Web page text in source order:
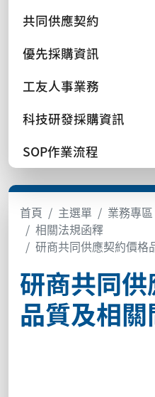
共同供應契約
優先採購資訊
工友人事業務
科技研發採購資訊
SOP作業流程
首頁 主選單 業務專區
相關法規函釋
研商共同供應契約價格
研商共同
品質及相